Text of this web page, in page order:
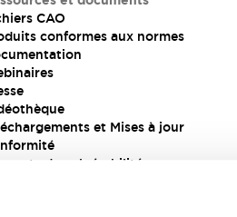
CAO
conformes aux normes
et Mises à jour
de vulnérabilité